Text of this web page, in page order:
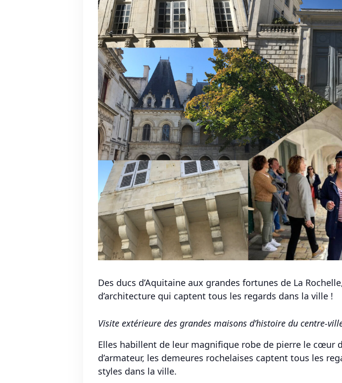
Des ducs d’Aquitaine aux grandes fortunes de La
d’architecture qui captent tous les regards dans la ville !
Visite extérieure des grandes maisons d’histoire du centre-
Elles habillent de leur magnifique robe de pierre le cœur
d’armateur, les demeures rochelaises captent tous les
styles dans la ville.